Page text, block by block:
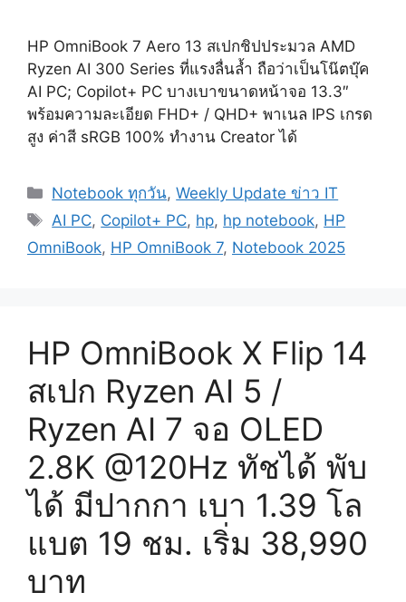
HP OmniBook 7 Aero 13 สเปกชิปประมวล AMD
Ryzen AI 300 Series ที่แรงลื่นล้ำ ถือว่าเป็นโน๊ตบุ๊ค
AI PC; Copilot+ PC บางเบาขนาดหน้าจอ 13.3″
พร้อมความละเอียด FHD+ / QHD+ พาเนล IPS เกรด
สูง ค่าสี sRGB 100% ทำงาน Creator ได้
Categories
Notebook ทุกวัน,Weekly Update ข่าว IT
Tags
AI PC, Copilot+ PC, hp, hp notebook, HP
OmniBook, HP OmniBook 7, Notebook 2025
HP OmniBook X Flip 14
สเปก Ryzen AI 5 /
Ryzen AI 7 จอ OLED
2.8K @120Hz ทัชได้ พับ
ได้ มีปากกา เบา 1.39 โล
แบต 19 ชม. เริ่ม 38,990
บาท